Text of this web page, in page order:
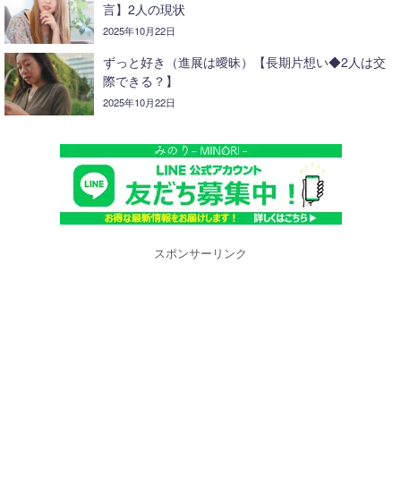
言】2人の現状
2025年10月22日
ずっと好き（進展は曖昧）【長期片想い◆2人は交
際できる？】
2025年10月22日
スポンサーリンク